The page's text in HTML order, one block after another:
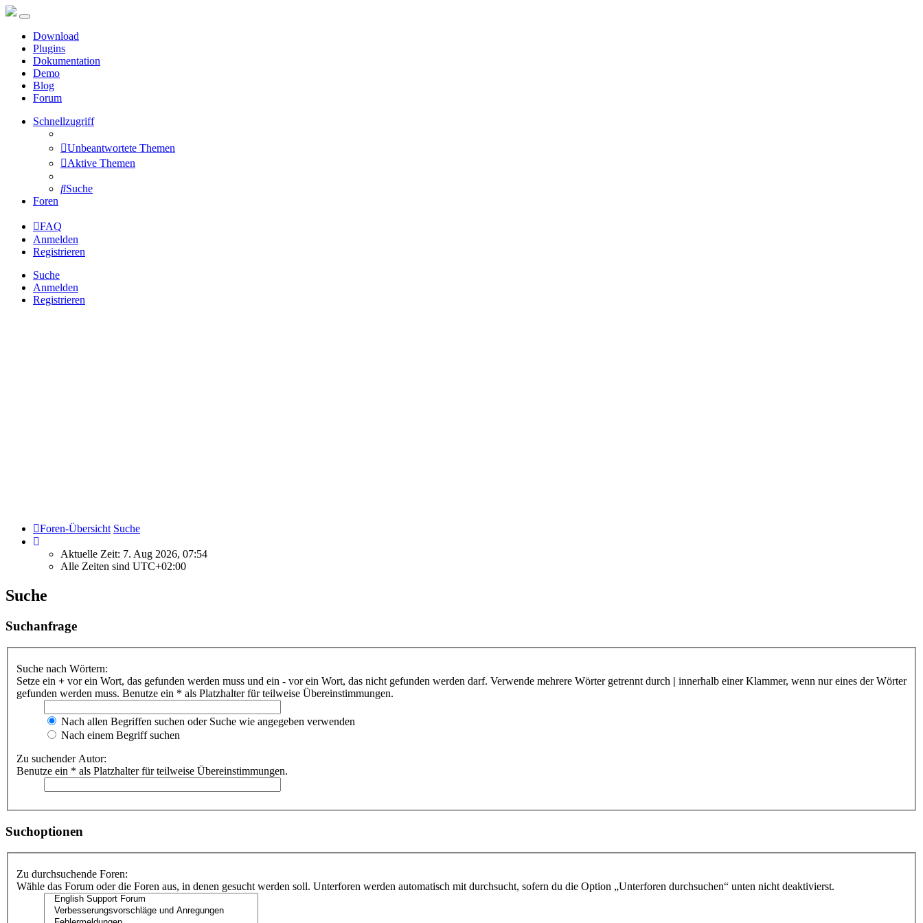
Download
Plugins
Dokumentation
Demo
Blog
Forum
Schnellzugriff
Unbeantwortete Themen
Aktive Themen
Suche
Foren
FAQ
Anmelden
Registrieren
Suche
Anmelden
Registrieren
Foren-Übersicht Suche
Aktuelle Zeit: 7. Aug 2026, 07:54
Alle Zeiten sind UTC+02:00
Suche
Suchanfrage
Suche nach Wörtern:
Setze ein + vor ein Wort, das gefunden werden muss und ein - vor ein Wort, das nicht gefunden werden darf. Verwende mehrere Wörter getrennt durch | innerhalb einer Klammer, wenn nur eines der Wörter
gefunden werden muss. Benutze ein * als Platzhalter für teilweise Übereinstimmungen.
Nach allen Begriffen suchen oder Suche wie angegeben verwenden
Nach einem Begriff suchen
Zu suchender Autor:
Benutze ein * als Platzhalter für teilweise Übereinstimmungen.
Suchoptionen
Zu durchsuchende Foren:
Wähle das Forum oder die Foren aus, in denen gesucht werden soll. Unterforen werden automatisch mit durchsucht, sofern du die Option „Unterforen durchsuchen“ unten nicht deaktivierst.